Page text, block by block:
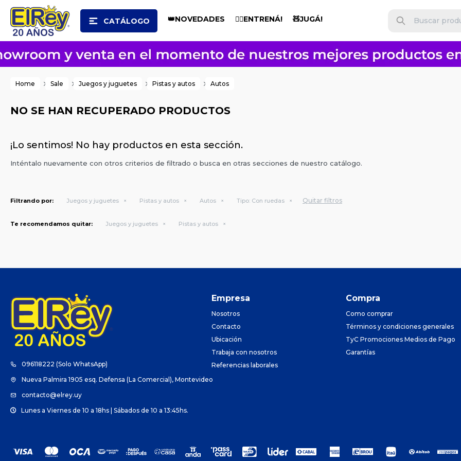
CATÁLOGO 👑NOVEDADES 🏋️‍♂️ENTRENÁ! 🧸JUGÁ!
Home Sale Juegos y juguetes Pistas y autos Autos
NO SE HAN RECUPERADO PRODUCTOS
¡Lo sentimos! No hay productos en esta sección.
Inténtalo nuevamente con otros criterios de filtrado o busca en otras secciones de nuestro catálogo.
Filtrando por: Juegos y juguetes Pistas y autos Autos Tipo: Con ruedas Quitar filtros
Te recomendamos quitar: Juegos y juguetes Pistas y autos
096118222 (Solo WhatsApp)
Nueva Palmira 1905 esq. Defensa (La Comercial), Montevideo
contacto@elrey.uy
Lunes a Viernes de 10 a 18hs | Sábados de 10 a 13:45hs.
Empresa
Nosotros
Contacto
Ubicación
Trabaja con nosotros
Referencias laborales
Compra
Como comprar
Términos y condiciones generales
TyC Promociones Medios de Pago
Garantías